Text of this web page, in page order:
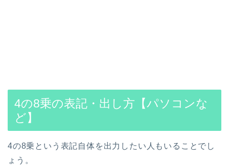
4の8乗の表記・出し方【パソコンな
ど】
4の8乗という表記自体を出力したい人もいることでし
ょう。